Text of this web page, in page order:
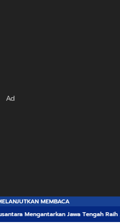
Ad
MEMBACA
Tengah Raih Apresiasi Insentif Fiskal